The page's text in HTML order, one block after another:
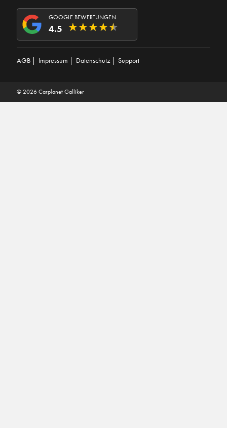
GOOGLE BEWERTUNGEN
4.5 ★★★★★
★★★★★
AGB| Impressum | Datenschutz| Support
© 2026 Carplanet Galliker